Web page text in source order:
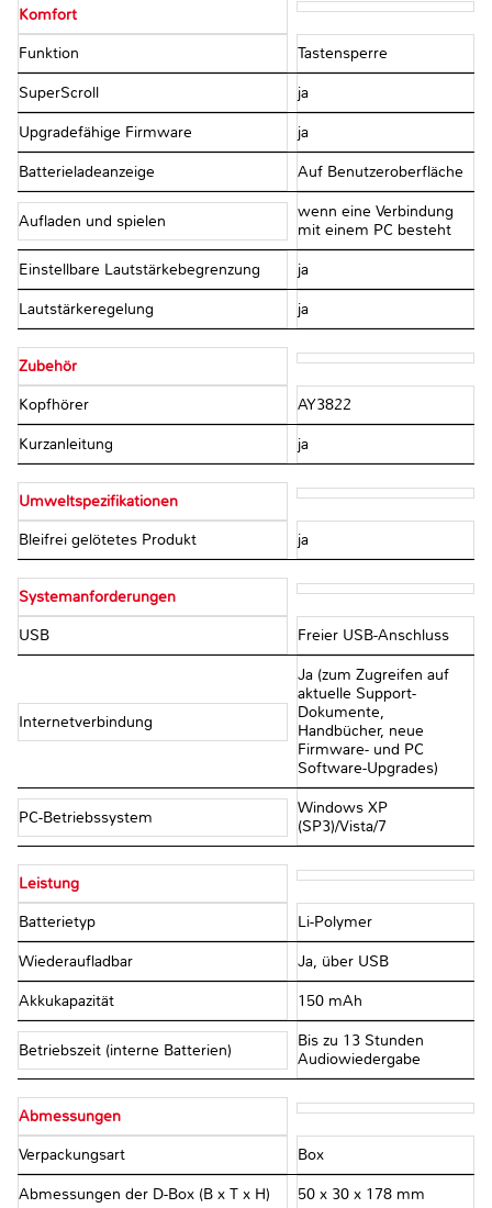
Komfort
Funktion Tastensperre
SuperScroll ja
Upgradefähige Firmware ja
Batterieladeanzeige Auf Benutzeroberfläche
Aufladen und spielen
wenn eine Verbindung
mit einem PC besteht
Einstellbare Lautstärkebegrenzung ja
Lautstärkeregelung ja
Zubehör
Kopfhörer AY3822
Kurzanleitung ja
Umweltspezifikationen
Bleifrei gelötetes Produkt ja
Systemanforderungen
USB Freier USB-Anschluss
Internetverbindung
Ja (zum Zugreifen auf
aktuelle Support-
Dokumente,
Handbücher, neue
Firmware- und PC
Software-Upgrades)
PC-Betriebssystem
Windows XP
(SP3)/Vista/7
Leistung
Batterietyp Li-Polymer
Wiederaufladbar Ja, über USB
Akkukapazität 150 mAh
Betriebszeit (interne Batterien)
Bis zu 13 Stunden
Audiowiedergabe
Abmessungen
Verpackungsart Box
Abmessungen der D-Box (B x T x H) 50 x 30 x 178 mm